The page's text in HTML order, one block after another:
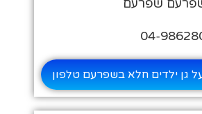
שפרעם
גן ילדים חלא בשפרעם טלפון